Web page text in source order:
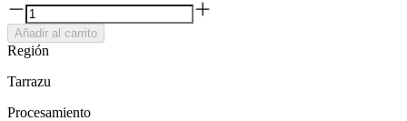
Añadir al carrito
Región
Tarrazu
Procesamiento